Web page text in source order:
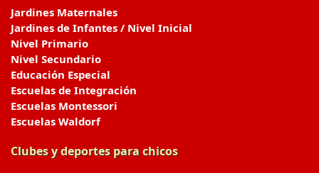
Jardines Maternales
Jardines de Infantes / Nivel Inicial
Nivel Primario
Nivel Secundario
Educación Especial
Escuelas de Integración
Escuelas Montessori
Escuelas Waldorf
Clubes y deportes para chicos